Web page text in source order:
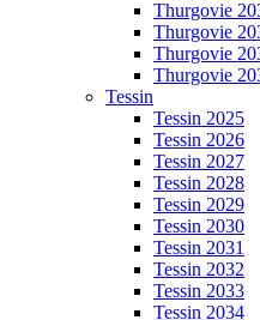
Thurgovie
Thurgovie
Thurgovie
Thurgovie
Tessin
Tessin 2025
Tessin 2026
Tessin 2027
Tessin 2028
Tessin 2029
Tessin 2030
Tessin 2031
Tessin 2032
Tessin 2033
Tessin 2034